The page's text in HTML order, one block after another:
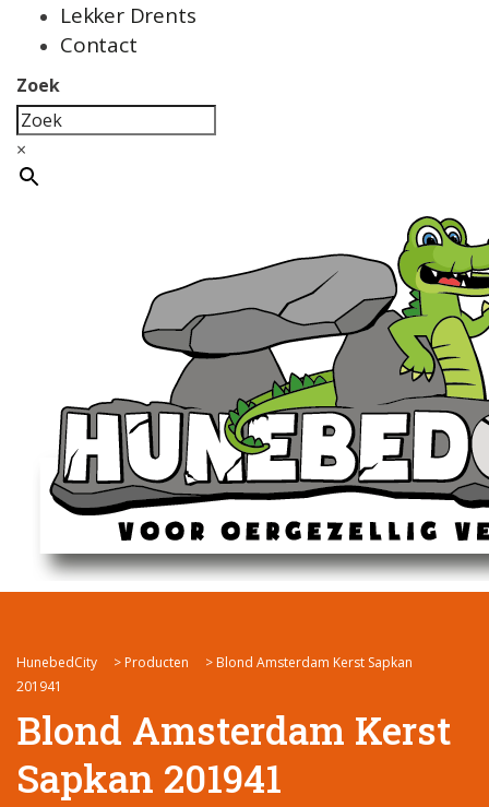
Lekker Drents
Contact
Zoek
×
HunebedCity > Producten > Blond Amsterdam Kerst Sapkan
201941
Blond Amsterdam Kerst
Sapkan 201941